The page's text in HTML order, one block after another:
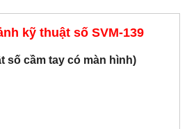
kỹ thuật số SVM-139
số cầm tay có màn hình)